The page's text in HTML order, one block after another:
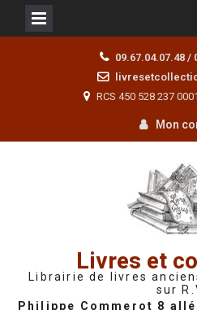
09.67.04.07.48 /
RCS 450 528 237
Mon
Livres et
Librairie de livres
sur